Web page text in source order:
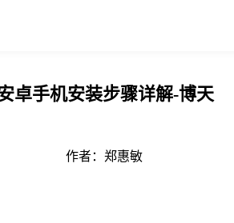
卓手机安装步骤详解-博天
作者： 郑惠敏